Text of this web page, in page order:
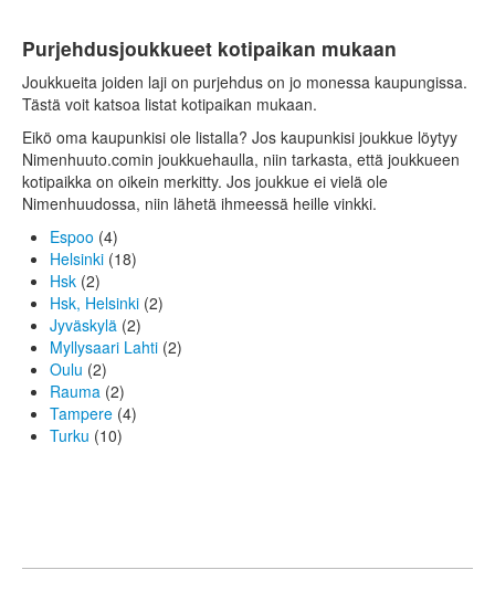
Purjehdusjoukkueet kotipaikan mukaan
Joukkueita joiden laji on purjehdus on jo monessa kaupungissa.
Tästä voit katsoa listat kotipaikan mukaan.
Eikö oma kaupunkisi ole listalla? Jos kaupunkisi joukkue löytyy
Nimenhuuto.comin joukkuehaulla, niin tarkasta, että joukkueen
kotipaikka on oikein merkitty. Jos joukkue ei vielä ole
Nimenhuudossa, niin lähetä ihmeessä heille vinkki.
Espoo (4)
Helsinki (18)
Hsk (2)
Hsk, Helsinki (2)
Jyväskylä (2)
Myllysaari Lahti (2)
Oulu (2)
Rauma (2)
Tampere (4)
Turku (10)